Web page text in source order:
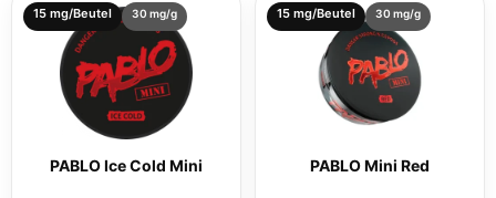
15 mg/Beutel 30 mg/g
PABLO Ice Cold Mini
15 mg/Beutel 30 mg/g
PABLO Mini Red